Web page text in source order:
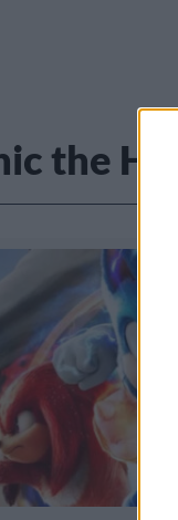
the